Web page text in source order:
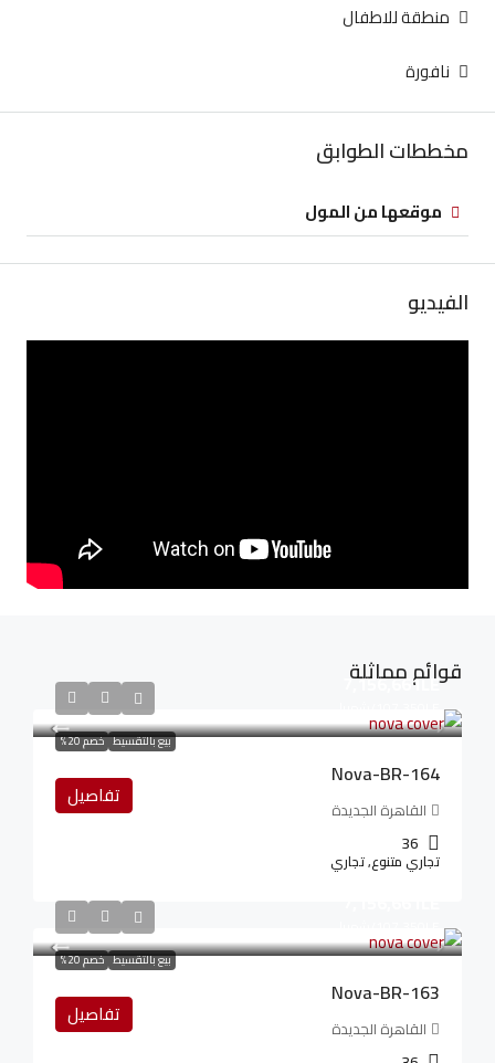
منطقة للاطفال
نافورة
مخططات الطوابق
موقعها من المول
الفيديو
قوائم مماثلة
بيع بالتقسيط خصم 20%
7,156,661LE
Nova-BR-164
القاهرة الجديدة
36
تجاري متنوع, تجاري
تفاصيل
بيع بالتقسيط خصم 20%
Nova-BR-163
القاهرة الجديدة تفاصيل